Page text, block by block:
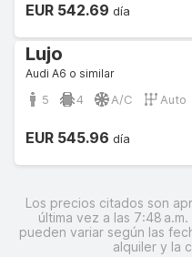
EUR 542.69 día
Lujo
Audi A6 o similar
5 4 A/C Auto
EUR 545.96 día
Los precios citados son
última vez a las 7:48
pueden variar según las
alquiler y la